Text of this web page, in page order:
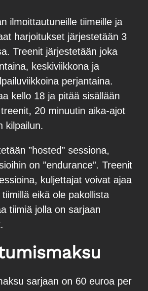
ilmoittautuneille tiimeille ja
harjoitukset järjestetään 3
Treenit järjestetään joka
keskiviikkona ja
perjantaina.
kello 18 ja pitää sisällään
20 minuutin aika-ajot
kilpailun.
”hosted” sessiona,
on ”endurance”. Treenit
kuljettajat voivat ajaa
tiimillä eikä ole pakollista
tiimiä jolla on sarjaan
sarjaan on 60 euroa per